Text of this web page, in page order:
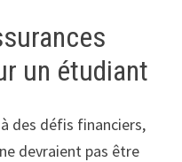
un étudiant
des défis financiers,
devraient pas être